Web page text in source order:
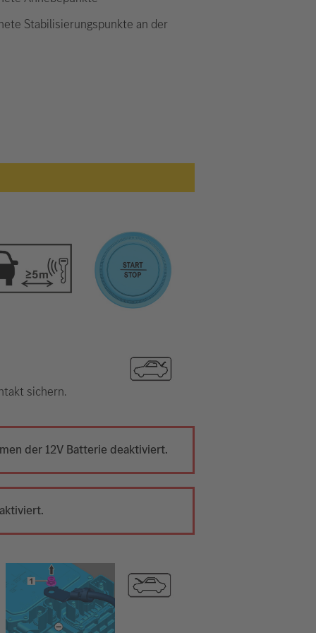
Stabilisierungspunkte an der
sichern.
der 12V Batterie deaktiviert.